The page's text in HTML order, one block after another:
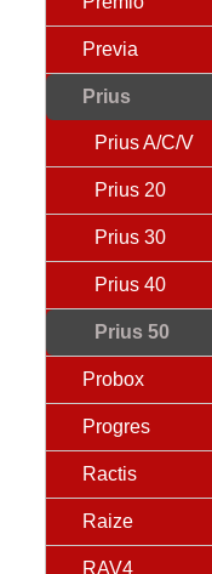
Previa
Prius
Prius A/C/V
Prius 20
Prius 30
Prius 40
Prius 50
Probox
Progres
Ractis
Raize
RAV4